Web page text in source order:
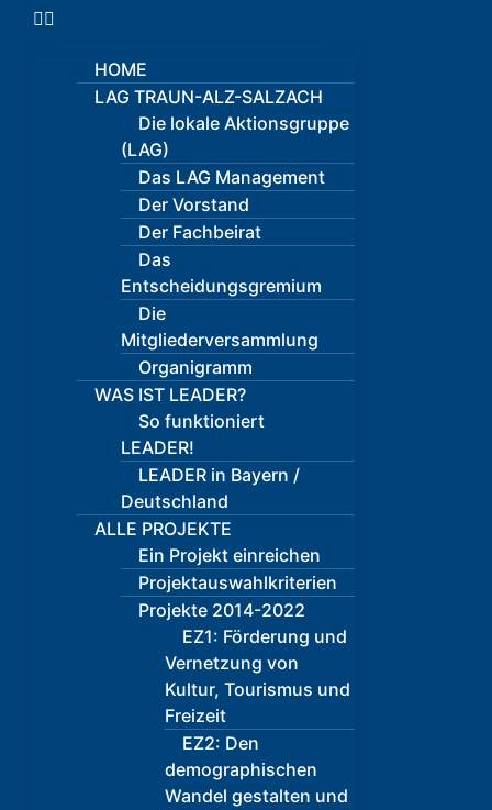
HOME
LAG TRAUN-ALZ-SALZACH
Die lokale Aktionsgruppe
(LAG)
Das LAG Management
Der Vorstand
Der Fachbeirat
Das
Entscheidungsgremium
Die
Mitgliederversammlung
Organigramm
WAS IST LEADER?
So funktioniert
LEADER!
LEADER in Bayern /
Deutschland
ALLE PROJEKTE
Ein Projekt einreichen
Projektauswahlkriterien
Projekte 2014-2022
EZ1: Förderung und
Vernetzung von
Kultur, Tourismus und
Freizeit
EZ2: Den
demographischen
Wandel gestalten und